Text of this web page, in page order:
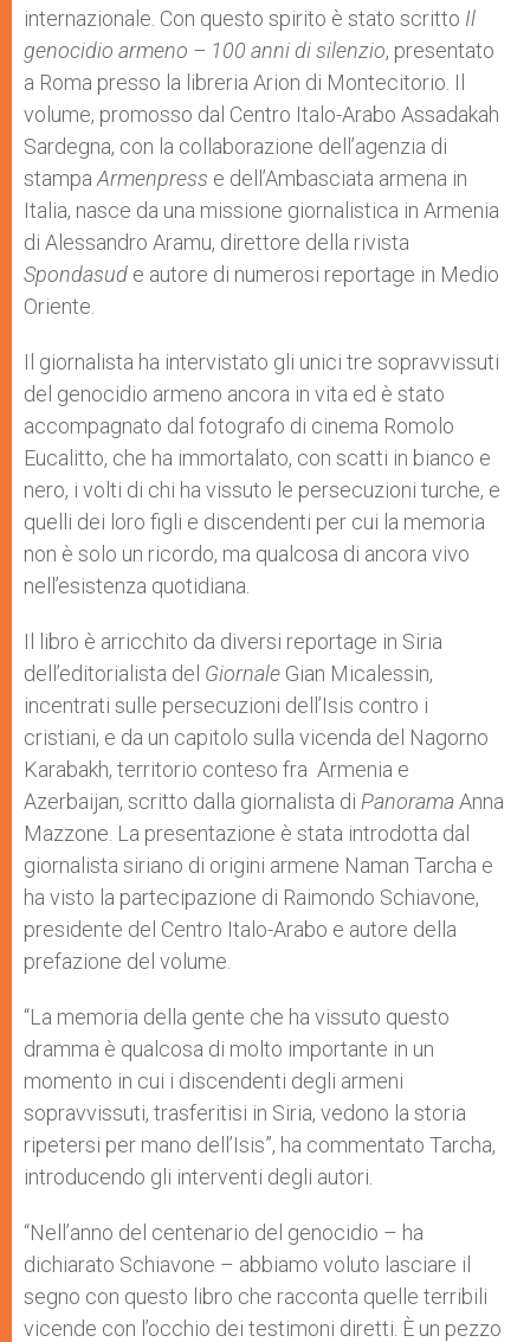
internazionale. Con questo spirito è stato scritto Il
genocidio armeno – 100 anni di silenzio, presentato
a Roma presso la libreria Arion di Montecitorio. Il
volume, promosso dal Centro Italo-Arabo Assadakah
Sardegna, con la collaborazione dell’agenzia di
stampa Armenpress e dell’Ambasciata armena in
Italia, nasce da una missione giornalistica in Armenia
di Alessandro Aramu, direttore della rivista
Spondasud e autore di numerosi reportage in Medio
Oriente.
Il giornalista ha intervistato gli unici tre sopravvissuti
del genocidio armeno ancora in vita ed è stato
accompagnato dal fotografo di cinema Romolo
Eucalitto, che ha immortalato, con scatti in bianco e
nero, i volti di chi ha vissuto le persecuzioni turche, e
quelli dei loro figli e discendenti per cui la memoria
non è solo un ricordo, ma qualcosa di ancora vivo
nell’esistenza quotidiana.
Il libro è arricchito da diversi reportage in Siria
dell’editorialista del Giornale Gian Micalessin,
incentrati sulle persecuzioni dell’Isis contro i
cristiani, e da un capitolo sulla vicenda del Nagorno
Karabakh, territorio conteso fra Armenia e
Azerbaijan, scritto dalla giornalista di PanoramaAnna
Mazzone. La presentazione è stata introdotta dal
giornalista siriano di origini armene Naman Tarcha e
ha visto la partecipazione di Raimondo Schiavone,
presidente del Centro Italo-Arabo e autore della
prefazione del volume.
“La memoria della gente che ha vissuto questo
dramma è qualcosa di molto importante in un
momento in cui i discendenti degli armeni
sopravvissuti, trasferitisi in Siria, vedono la storia
ripetersi per mano dell’Isis”, ha commentato Tarcha,
introducendo gli interventi degli autori.
“Nell’anno del centenario del genocidio – ha
dichiarato Schiavone – abbiamo voluto lasciare il
segno con questo libro che racconta quelle terribili
vicende con l’occhio dei testimoni diretti. È un pezzo